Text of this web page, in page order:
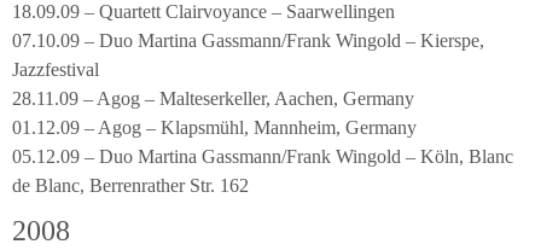
18.09.09 – Quartett Clairvoyance – Saarwellingen
07.10.09 – Duo Martina Gassmann/Frank Wingold – Kierspe,
Jazzfestival
28.11.09 – Agog – Malteserkeller, Aachen, Germany
01.12.09 – Agog – Klapsmühl, Mannheim, Germany
05.12.09 – Duo Martina Gassmann/Frank Wingold – Köln, Blanc
de Blanc, Berrenrather Str. 162
2008